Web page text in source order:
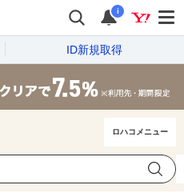
i
ID新規取得
ロハコメニュー